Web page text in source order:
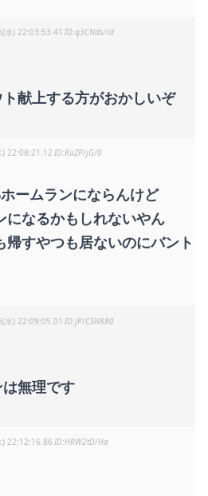
水) 22:03:53.41 q3CNds//d
献上する方がおかしいぞ
22:08:21.12 KuZP/jG/0
ームランにならんけど
になるかもしれないやん
すやつも居ないのにバント
水) 22:09:05.01 jP/CSN880
無理です
22:12:16.86 HRW2tD/Ha